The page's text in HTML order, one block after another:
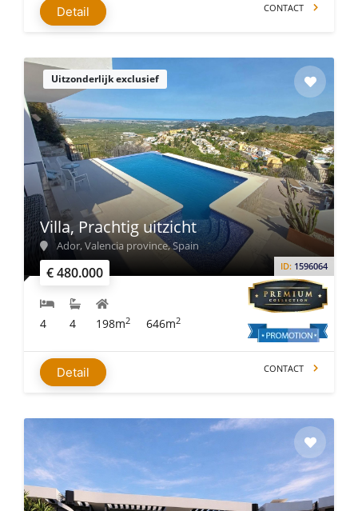
Detail CONTACT
Uitzonderlijk exclusief
€ 480.000 ID: 1596064
Villa, Prachtig uitzicht
Ador, Valencia province, Spain
4 4 198m2 646m2
Detail CONTACT